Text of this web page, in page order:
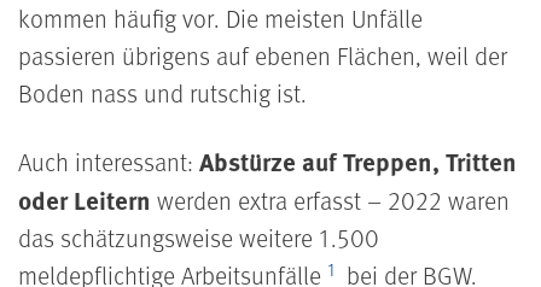
kommen häufig vor. Die meisten Unfälle
passieren übrigens auf ebenen Flächen, weil der
Boden nass und rutschig ist.
Auch interessant: Abstürze auf Treppen, Tritten
oder Leitern werden extra erfasst – 2022 waren
das schätzungs­weise weitere 1.500
meldepflichtige Arbeits­unfälle 1 bei der BGW.